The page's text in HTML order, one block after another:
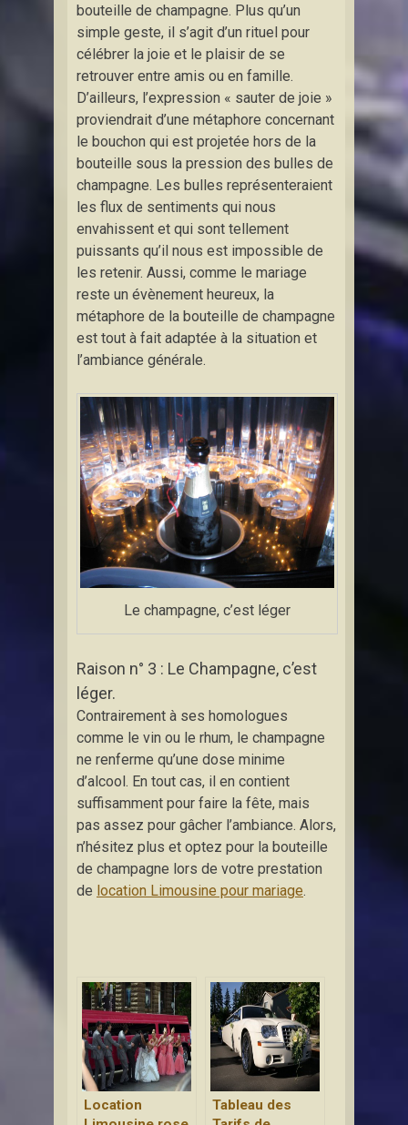
bouteille de champagne. Plus qu’un
simple geste, il s’agit d’un rituel pour
célébrer la joie et le plaisir de se
retrouver entre amis ou en famille.
D’ailleurs, l’expression « sauter de joie »
proviendrait d’une métaphore concernant
le bouchon qui est projetée hors de la
bouteille sous la pression des bulles de
champagne. Les bulles représenteraient
les flux de sentiments qui nous
envahissent et qui sont tellement
puissants qu’il nous est impossible de
les retenir. Aussi, comme le mariage
reste un évènement heureux, la
métaphore de la bouteille de champagne
est tout à fait adaptée à la situation et
l’ambiance générale.
Le champagne, c’est léger
Raison n° 3 : Le Champagne, c’est
léger.
Contrairement à ses homologues
comme le vin ou le rhum, le champagne
ne renferme qu’une dose minime
d’alcool. En tout cas, il en contient
suffisamment pour faire la fête, mais
pas assez pour gâcher l’ambiance. Alors,
n’hésitez plus et optez pour la bouteille
de champagne lors de votre prestation
de location Limousine pour mariage.
Location
Tableau des